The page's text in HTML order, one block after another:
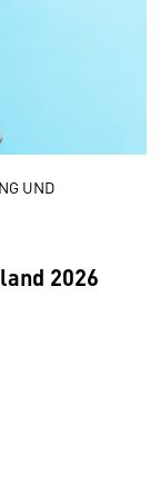
UND
2026